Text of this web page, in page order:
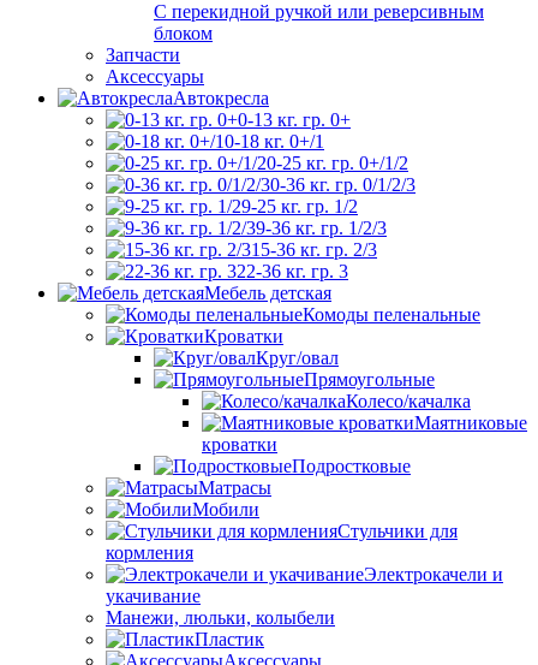
С перекидной ручкой или реверсивным
блоком
Запчасти
Аксессуары
Автокресла
0-13 кг. гр. 0+
0-18 кг. 0+/1
0-25 кг. гр. 0+/1/2
0-36 кг. гр. 0/1/2/3
9-25 кг. гр. 1/2
9-36 кг. гр. 1/2/3
15-36 кг. гр. 2/3
22-36 кг. гр. 3
Мебель детская
Комоды пеленальные
Кроватки
Круг/овал
Прямоугольные
Колесо/качалка
Маятниковые
кроватки
Подростковые
Матрасы
Мобили
Стульчики для
кормления
Электрокачели и
укачивание
Манежи, люльки, колыбели
Пластик
Аксессуары